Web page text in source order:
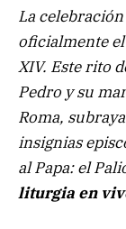
La
oficialmente
XIV. Este rito
Pedro y su
Roma,
insignias
al Papa: el
liturgia en